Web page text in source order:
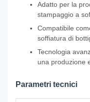
Adatto per la
stampaggio a
Compatibile
soffiatura di
Tecnologia
una produzione
Parametri tecnici